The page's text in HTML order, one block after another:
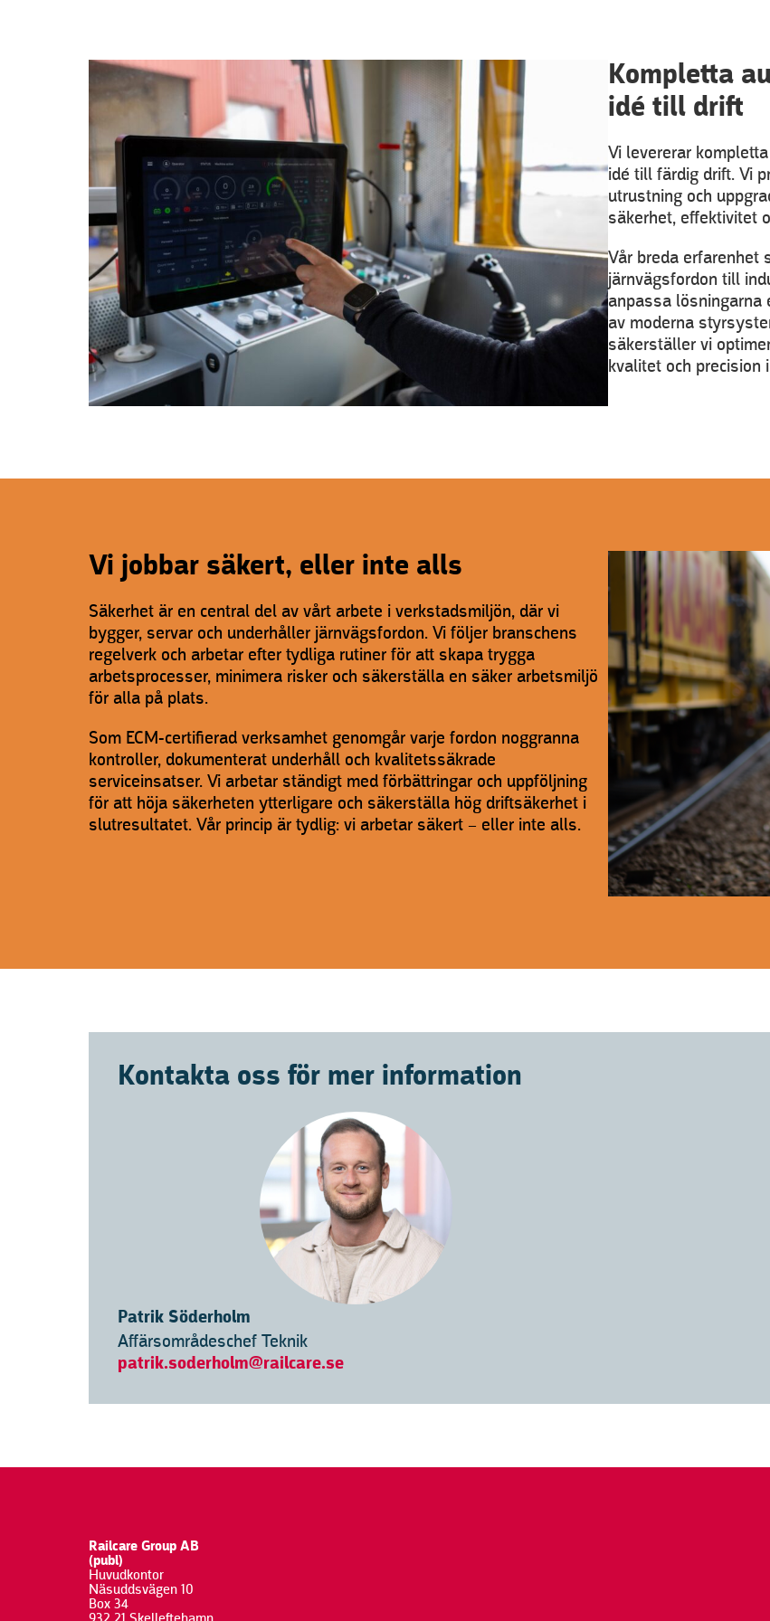
Kompletta
idé till drift
Vi levererar
idé till färdig drift. Vi
utrustning och
säkerhet, effektivitet
Vår breda erfarenhet
järnvägsfordon till
anpassa lösningarna
av moderna
säkerställer vi
kvalitet och precision
Vi jobbar säkert, eller inte alls
Säkerhet är en central del av vårt arbete i verkstadsmiljön, där vi
bygger, servar och underhåller järnvägsfordon. Vi följer branschens
regelverk och arbetar efter tydliga rutiner för att skapa trygga
arbetsprocesser, minimera risker och säkerställa en säker arbetsmiljö
för alla på plats.
Som ECM-certifierad verksamhet genomgår varje fordon noggranna
kontroller, dokumenterat underhåll och kvalitetssäkrade
serviceinsatser. Vi arbetar ständigt med förbättringar och uppföljning
för att höja säkerheten ytterligare och säkerställa hög driftsäkerhet i
slutresultatet. Vår princip är tydlig: vi arbetar säkert – eller inte alls.
Kontakta oss för mer information
Patrik Söderholm
Affärsområdeschef Teknik
patrik.soderholm@railcare.se
Railcare Group AB
(publ)
Huvudkontor
Näsuddsvägen 10
Box 34